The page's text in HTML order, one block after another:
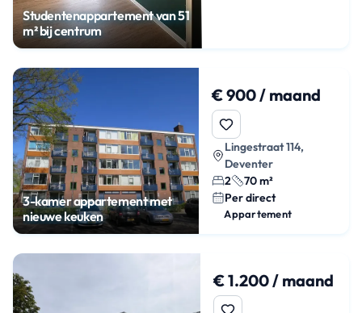
Studentenappartement van 51
m² bij centrum
3-kamer appartement met
nieuwe keuken
€ 900 / maand
Lingestraat 114,
Deventer
2
70 m²
Per direct
Appartement
€ 1.200 / maand